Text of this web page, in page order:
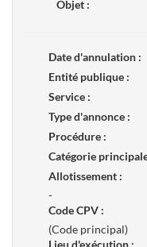
Objet :
Date d'annulation :
Entité publique :
Service :
Type d'annonce :
Procédure :
Catégorie
Allotissement :
-
Code CPV :
(Code principal)
Lieu d'exécution :